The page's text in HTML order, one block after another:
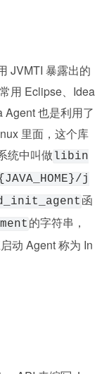
JVMTI 暴露出的
用 Eclipse、Idea
Agent 也是利用了
里面，这个库
统中叫做libin
j
函
的字符串，
动 Agent 称为 In